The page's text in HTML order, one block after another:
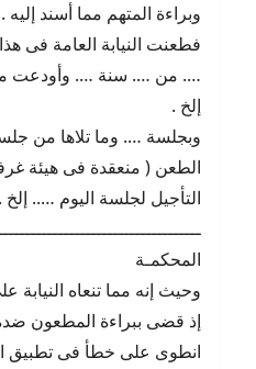
وبراءة المتهم مما أسند إليه .
فطعنت النيابة العامة فى
…. من …. سنة …. وأودعت
إلخ .
وبجلسة …. وما تلاها من
الطعن ( منعقدة فى هيئة
التأجيل لجلسة اليوم ….. إلخ .
المحكمـة
وحيث إنه مما تنعاه النيابة
إذ قضى ببراءة المطعون
انطوى على خطأ فى تطبيق